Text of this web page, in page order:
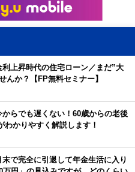
利上昇時代の住宅ローン／まだ”大
んか？【FP無料セミナー】
からでも遅くない！60歳からの老後
わかりやすく解説します！
末で完全に引退して年金生活に入り